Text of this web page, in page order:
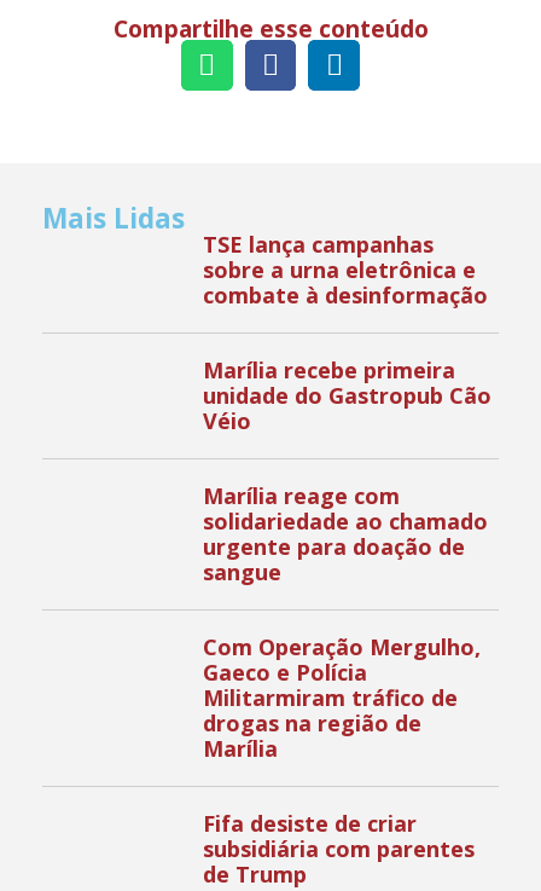
Compartilhe esse conteúdo
Mais Lidas
TSE lança campanhas
sobre a urna eletrônica e
combate à desinformação
Marília recebe primeira
unidade do Gastropub Cão
Véio
Marília reage com
solidariedade ao chamado
urgente para doação de
sangue
Com Operação Mergulho,
Gaeco e Polícia
Militarmiram tráfico de
drogas na região de
Marília
Fifa desiste de criar
subsidiária com parentes
de Trump